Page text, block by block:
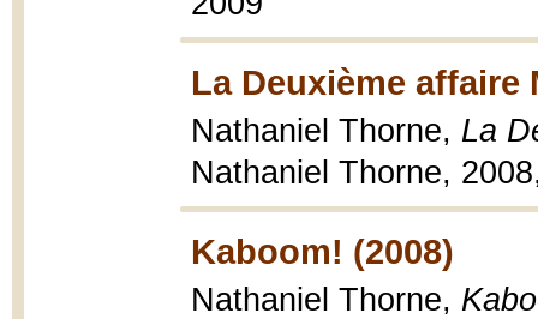
La Deuxième affaire
Nathaniel Thorne, La
Nathaniel Thorne,
Kaboom! (2008)
Nathaniel Thorne,